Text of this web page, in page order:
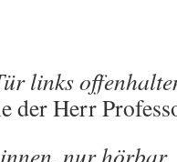
links
der Herr
nur hörbar.